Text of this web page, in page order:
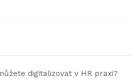
digitalizovat v HR praxi?